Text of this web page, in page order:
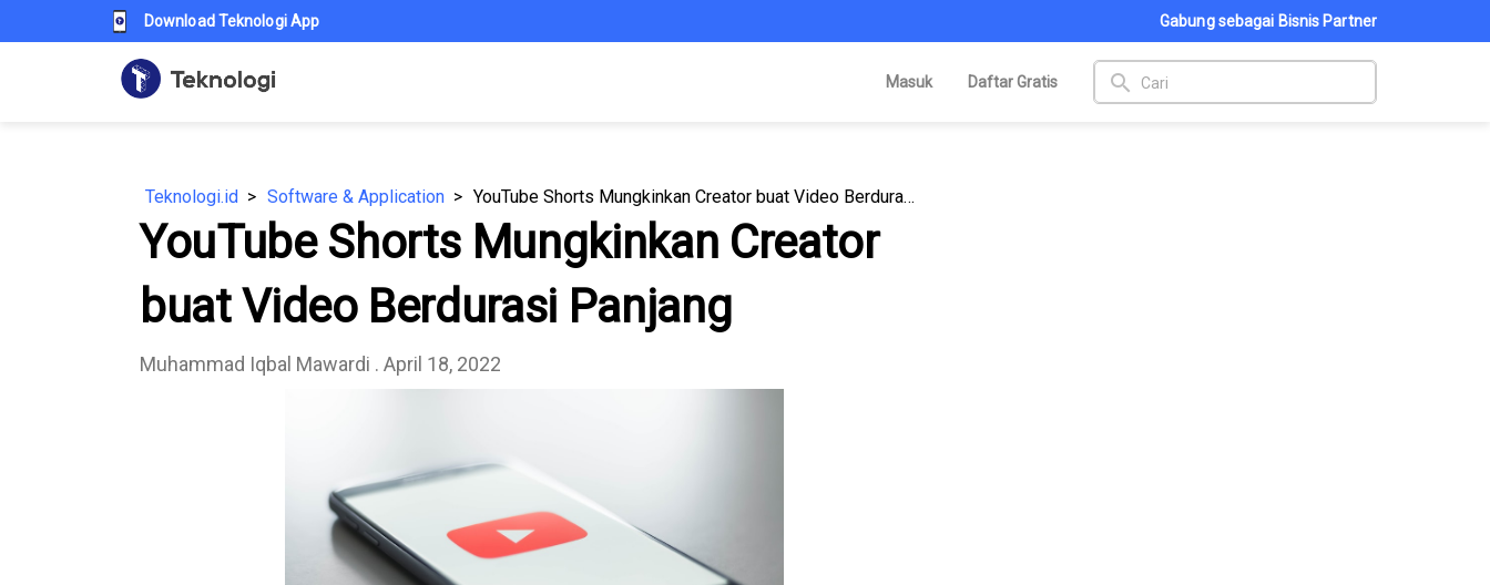
Download Teknologi App Gabung sebagai Bisnis Partner
Masuk Daftar Gratis search
Teknologi.id Software & Application YouTube Shorts Mungkinkan Creator buat Video Berdurasi Panjang
YouTube Shorts Mungkinkan Creator
buat Video Berdurasi Panjang
Muhammad Iqbal Mawardi . April 18, 2022